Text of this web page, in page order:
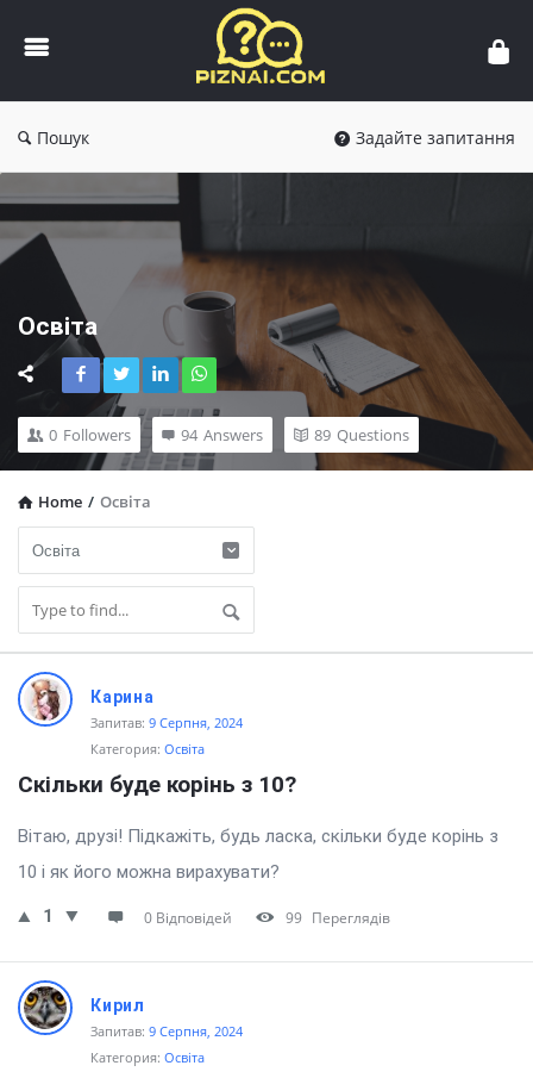
Пізнай.com
Пошук Задайте запитання
Освіта
0 Followers 94 Answers 89 Questions
Home / Освіта
Пізнай.com
Latest
Questions
Карина
Запитав: 9 Серпня, 2024
Категория: Освіта
Скільки буде корінь з 10?
Вітаю, друзі! Підкажіть, будь ласка, скільки буде корінь з
10 і як його можна вирахувати?
1 0 Відповідей 99 Переглядів
Кирил
Запитав: 9 Серпня, 2024
Категория: Освіта